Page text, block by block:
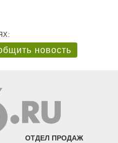
новость
ОТДЕЛ ПРОДАЖ